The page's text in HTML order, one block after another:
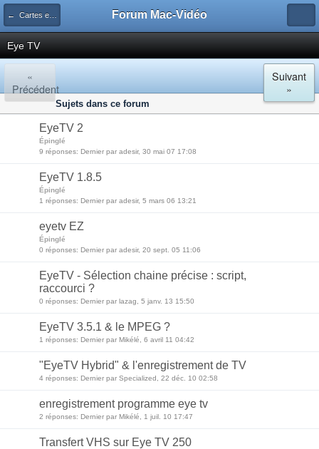
← Cartes et boîtiers d'acquisition numérique... Forum Mac-Vidéo
Eye TV
«
Précédent
Suivant
»
Sujets dans ce forum
EyeTV 2
Épinglé
9 réponses: Dernier par adesir, 30 mai 07 17:08
EyeTV 1.8.5
Épinglé
1 réponses: Dernier par adesir, 5 mars 06 13:21
eyetv EZ
Épinglé
0 réponses: Dernier par adesir, 20 sept. 05 11:06
EyeTV - Sélection chaine précise : script,
raccourci ?
0 réponses: Dernier par lazag, 5 janv. 13 15:50
EyeTV 3.5.1 & le MPEG ?
1 réponses: Dernier par Mikélé, 6 avril 11 04:42
"EyeTV Hybrid" & l'enregistrement de TV
4 réponses: Dernier par Specialized, 22 déc. 10 02:58
enregistrement programme eye tv
2 réponses: Dernier par Mikélé, 1 juil. 10 17:47
Transfert VHS sur Eye TV 250